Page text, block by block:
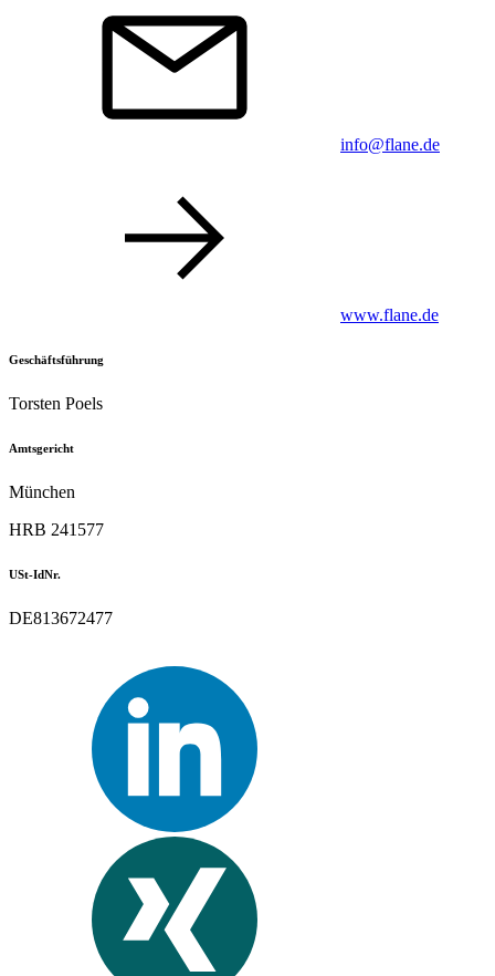
info@flane.de
www.flane.de
Geschäftsführung
Torsten Poels
Amtsgericht
München
HRB 241577
USt-IdNr.
DE813672477